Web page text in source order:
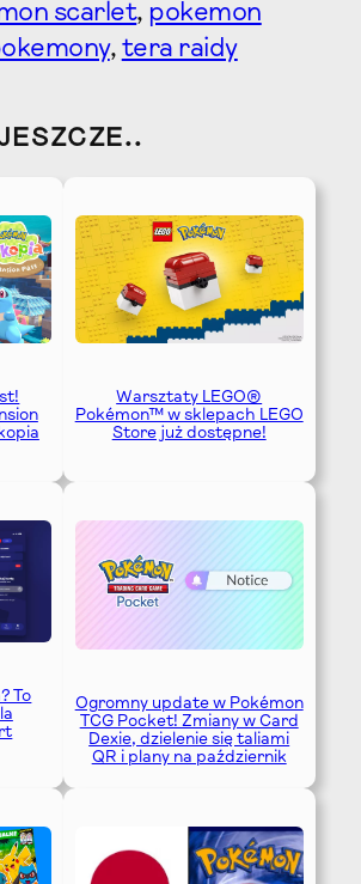
scarlet, pokemon
, tera raidy
Warsztaty LEGO®
Pokémon™ w sklepach LEGO
Store już dostępne!
To
Ogromny update w Pokémon
TCG Pocket! Zmiany w Card
Dexie, dzielenie się taliami
QR i plany na październik